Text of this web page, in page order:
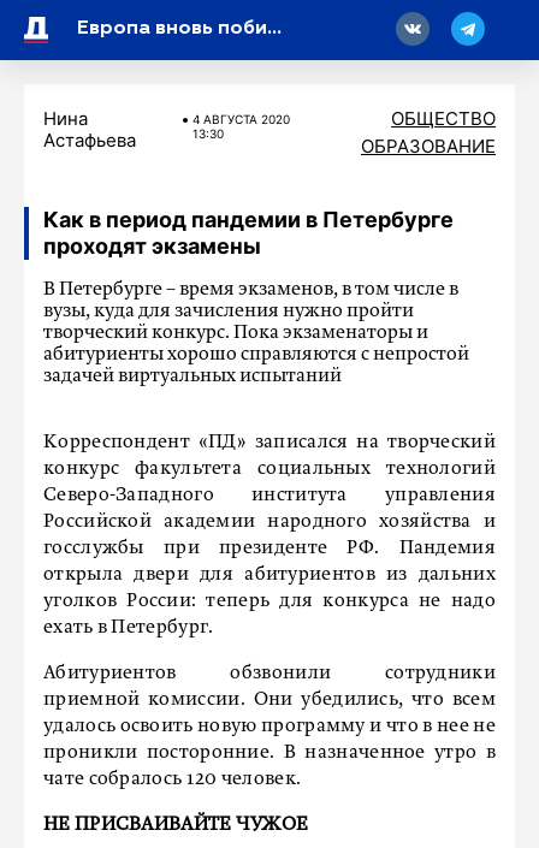
Европа вновь побила антирекорд по закачке газа в подземные хранилища
Нина
Астафьева
4 АВГУСТА 2020
13:30
ОБЩЕСТВО
ОБРАЗОВАНИЕ
Как в период пандемии в Петербурге
проходят экзамены
В Петербурге – время экзаменов, в том числе в
вузы, куда для зачисления нужно пройти
творческий конкурс. Пока экзаменаторы и
абитуриенты хорошо справляются с непростой
задачей виртуальных испытаний
Корреспондент «ПД» записался на творческий
конкурс факультета социальных технологий
Северо-Западного института управления
Российской академии народного хозяйства и
госслужбы при президенте РФ. Пандемия
открыла двери для абитуриентов из дальних
уголков России: теперь для конкурса не надо
ехать в Петербург.
Абитуриентов обзвонили сотрудники
приемной комиссии. Они убедились, что всем
удалось освоить новую программу и что в нее не
проникли посторонние. В назначенное утро в
чате собралось 120 человек.
НЕ ПРИСВАИВАЙТЕ ЧУЖОЕ